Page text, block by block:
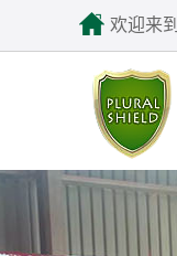
欢迎来